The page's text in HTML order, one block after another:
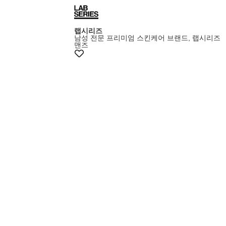
랩시리즈
남성 전문 프리미엄 스킨케어 브랜드, 랩시리즈
맨즈